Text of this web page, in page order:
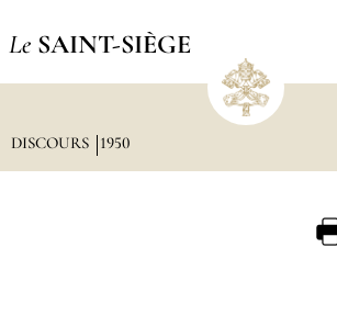
Le SAINT-SIÈGE
DISCOURS 1950